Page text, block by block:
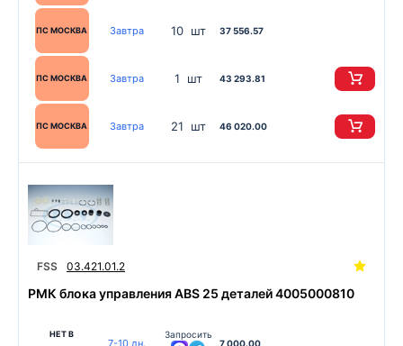
ПС МОСКВА Завтра 10 шт 37 556.57
ПС МОСКВА Завтра 1 шт 43 293.81
ПС МОСКВА Завтра 21 шт 46 020.00
FSS 03.421.01.2
РМК блока управления ABS 25 деталей 4005000810
НЕТ В
7-10 дн.
Запросить
7 000.00